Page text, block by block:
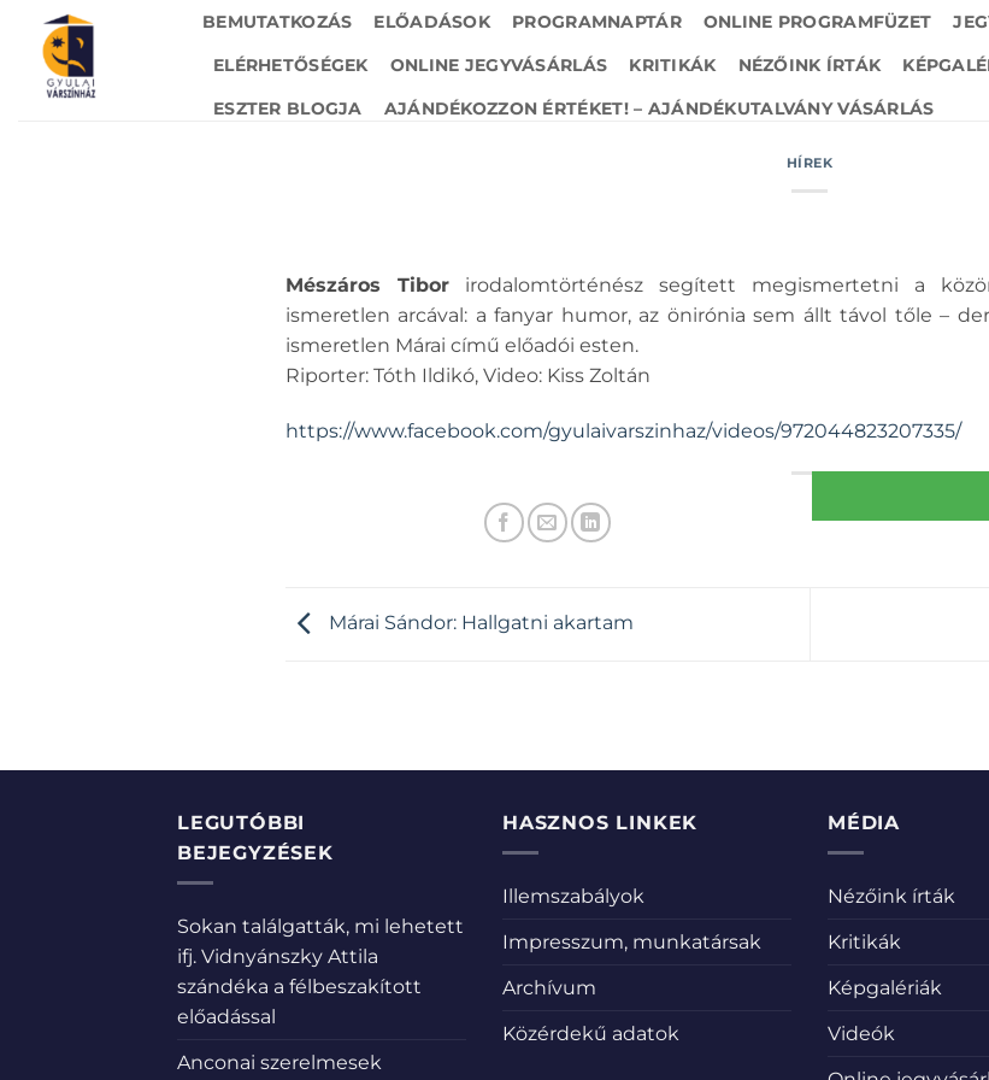
content
BEMUTATKOZÁS ELŐADÁSOK PROGRAMNAPTÁR ONLINE PROGRAMFÜZET
ELÉRHETŐSÉGEK
ONLINE JEGYVÁSÁRLÁS KRITIKÁK NÉZŐINK ÍRTÁK
ESZTER BLOGJA
AJÁNDÉKOZZON ÉRTÉKET! – AJÁNDÉKUTALVÁNY VÁSÁRLÁS
HÍREK
Mészáros Tibor irodalomtörténész segített megismertetni a
ismeretlen arcával: a fanyar humor, az önirónia sem állt távol tőle –
ismeretlen Márai című előadói esten.
Riporter: Tóth Ildikó, Video: Kiss Zoltán
https://www.facebook.com/gyulaivarszinhaz/videos/972044823207335/
Márai Sándor: Hallgatni akartam
LEGUTÓBBI
BEJEGYZÉSEK
Sokan találgatták, mi lehetett
ifj. Vidnyánszky Attila
szándéka a félbeszakított
előadással
Anconai szerelmesek
HASZNOS LINKEK
Illemszabályok
Impresszum, munkatársak
Archívum
Közérdekű adatok
MÉDIA
Nézőink írták
Kritikák
Képgalériák
Videók